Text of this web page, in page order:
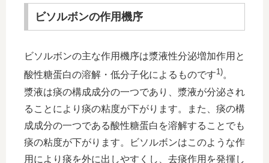
ビソルボンの作用機序
ビソルボンの主な作用機序は漿液性分泌増加作用と
酸性糖蛋白の溶解・低分子化によるものです1)。
漿液は痰の構成成分の一つであり、漿液が分泌され
ることにより痰の粘度が下がります。また、痰の構
成成分の一つである酸性糖蛋白を溶解することでも
痰の粘度が下がります。ビソルボンはこのような作
用により痰を外に出しやすくし、去痰作用を発揮し